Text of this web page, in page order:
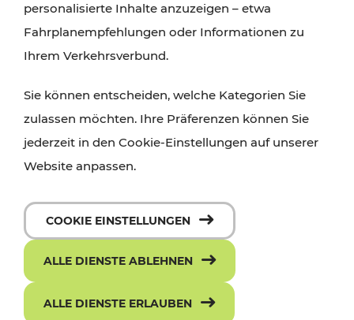
personalisierte Inhalte anzuzeigen – etwa
Fahrplanempfehlungen oder Informationen zu
Ihrem Verkehrsverbund.
Sie können entscheiden, welche Kategorien Sie
zulassen möchten. Ihre Präferenzen können Sie
jederzeit in den Cookie-Einstellungen auf unserer
Website anpassen.
COOKIE EINSTELLUNGEN
ALLE DIENSTE ABLEHNEN
ALLE DIENSTE ERLAUBEN